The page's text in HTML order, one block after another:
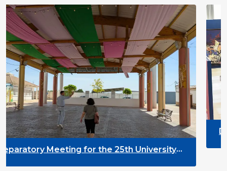
for the 25th University
DYPALL Network
2026 in Malta